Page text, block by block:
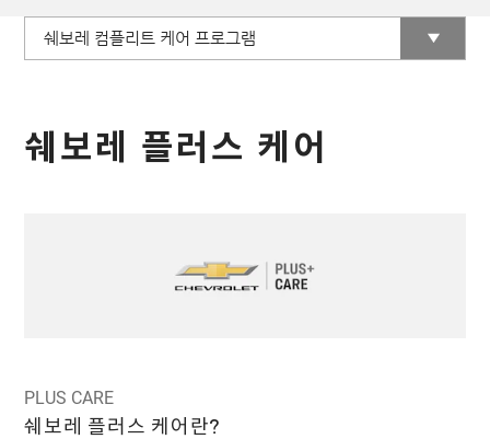
쉐보레 플러스 케어
PLUS CARE
쉐보레 플러스 케어란?